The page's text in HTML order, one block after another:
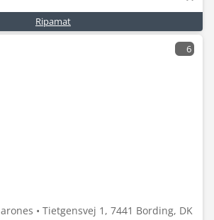
Ripamat
6
• Tietgensvej 1, 7441 Bording, DK